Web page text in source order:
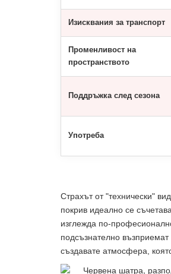
Изисквания за транспорт
Променливост на
пространството
Поддръжка след сезона
Употреба
Страхът от "технически"
покрив идеално се
изглежда по-
подсъзнателно
създавате атмосфера,